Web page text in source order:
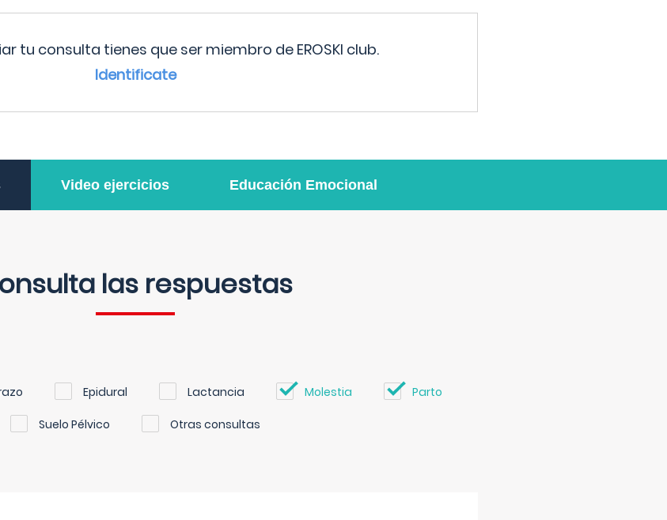
tu consulta tienes que ser miembro de EROSKI club.
Identificate
Video ejercicios Educación Emocional
las respuestas
Epidural Lactancia Molestia Parto
Suelo Pélvico Otras consultas